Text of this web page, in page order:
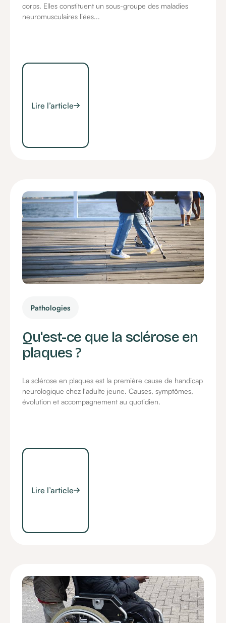
corps. Elles constituent un sous-groupe des maladies
neuromusculaires liées...
Lire l’article
Pathologies
Qu'est-ce que la sclérose en
plaques ?
La sclérose en plaques est la première cause de handicap
neurologique chez l'adulte jeune. Causes, symptômes,
évolution et accompagnement au quotidien.
Lire l’article